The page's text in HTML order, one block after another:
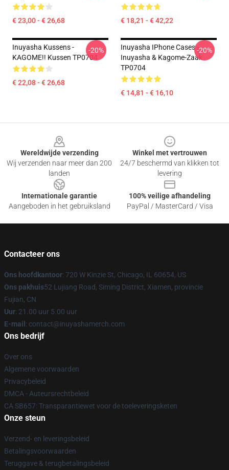
€ 23,00 - € 26,68 € 18,21 - € 42,22
Inuyasha Kussens -
KAGOME!! Kussen TP0704
€ 22,08 - € 26,68
-20%
Inuyasha IPhone Cases -
Inuyasha & Kagome-Zaak
TP0704
€ 14,81 - € 16,10
-20%
Wereldwijde verzending
Wij verzenden naar meer dan 200
landen
Winkel met vertrouwen
24/7 beschermd van klikken tot
levering
Internationale garantie
Aangeboden in het gebruiksland
100% veilige afhandeling
PayPal / MasterCard / Visa
Contacteer ons
Ons hoofdkantoor: 720 W Kinzie St, Chicago, IL 60654, US
Ons pakhuis52 Lujiang Road, Siming District, Xiamen, provincie
Fujian, CN
Uur: 21.00 uur 5.00 uur
E-mail : contact@inuyashamerch.com
Ons bedrijf
Over ons
Algemene voorwaarden
Privacybeleid
DMCA - Auteursrechtbeleid
CA SB657: Transparantiewet voor de toeleveringsketen
Onze steun
Verzend- en leveringsbeleid
Betalingsvoorwaarden
Teruggave & terugbetalingsbeleid